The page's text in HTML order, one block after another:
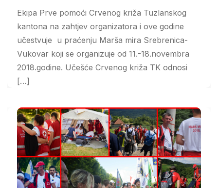
Ekipa Prve pomoći Crvenog križa Tuzlanskog
kantona na zahtjev organizatora i ove godine
učestvuje u praćenju Marša mira Srebrenica-
Vukovar koji se organizuje od 11.-18.novembra
2018.godine. Učešće Crvenog križa TK odnosi
[…]